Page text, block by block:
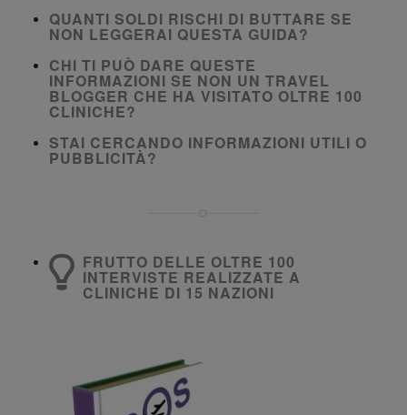
QUANTI SOLDI RISCHI DI BUTTARE SE
NON LEGGERAI QUESTA GUIDA?
CHI TI PUÒ DARE QUESTE
INFORMAZIONI SE NON UN TRAVEL
BLOGGER CHE HA VISITATO OLTRE 100
CLINICHE?
STAI CERCANDO INFORMAZIONI UTILI O
PUBBLICITÀ?
FRUTTO DELLE OLTRE 100
INTERVISTE REALIZZATE A
CLINICHE DI 15 NAZIONI